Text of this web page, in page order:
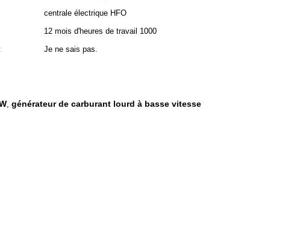
centrale électrique HFO
12 mois d'heures de travail 1000
Je ne sais pas.
, générateur de carburant lourd à basse vitesse